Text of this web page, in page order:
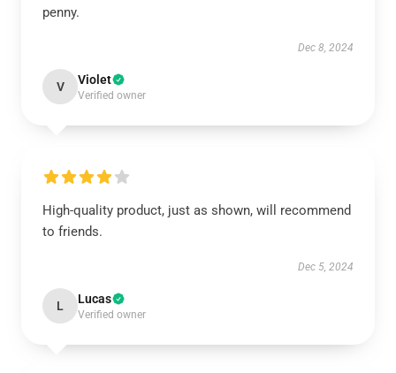
penny.
Dec 8, 2024
V Violet
Verified owner
High-quality product, just as shown, will recommend
to friends.
Dec 5, 2024
L Lucas
Verified owner